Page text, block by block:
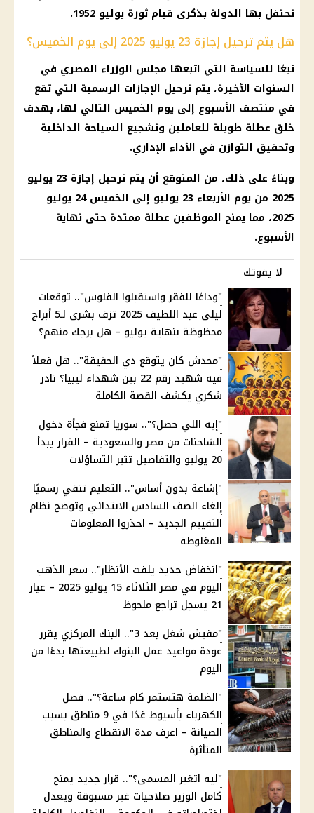
تحتفل بها الدولة بذكرى قيام ثورة يوليو 1952.
هل يتم ترحيل إجازة 23 يوليو 2025 إلى يوم الخميس؟
تبعًا للسياسة التي اتبعها مجلس الوزراء المصري في
السنوات الأخيرة، يتم ترحيل الإجازات الرسمية التي تقع
في منتصف الأسبوع إلى يوم الخميس التالي لها، بهدف
خلق عطلة طويلة للعاملين وتشجيع السياحة الداخلية
وتحقيق التوازن في الأداء الإداري.
وبناءً على ذلك، من المتوقع أن يتم ترحيل إجازة 23 يوليو
2025 من يوم الأربعاء 23 يوليو إلى الخميس 24
يوليو
2025، مما يمنح الموظفين عطلة ممتدة حتى نهاية
الأسبوع.
لا يفوتك
"وداعًا للفقر واستقبلوا الفلوس".. توقعات
ليلى عبد اللطيف 2025 تزف بشرى لـ5 أبراج
محظوظة بنهاية يوليو – هل برجك منهم؟
"محدش كان يتوقع دي الحقيقة".. هل فعلاً
فيه شهيد رقم 22 بين شهداء ليبيا؟ نادر
شكري يكشف القصة الكاملة
"إيه اللي حصل؟".. سوريا تمنع فجأة دخول
الشاحنات من مصر والسعودية – القرار يبدأ
20 يوليو والتفاصيل تثير التساؤلات
"إشاعة بدون أساس".. التعليم تنفي رسميًا
إلغاء الصف السادس الابتدائي وتوضح نظام
التقييم الجديد – احذروا المعلومات
المغلوطة
"انخفاض جديد يلفت الأنظار".. سعر الذهب
اليوم في مصر الثلاثاء 15 يوليو 2025 – عيار
21 يسجل تراجع ملحوظ
"مفيش شغل بعد 3".. البنك المركزي يقرر
عودة مواعيد عمل البنوك لطبيعتها بدءًا من
اليوم
"الضلمة هتستمر كام ساعة؟".. فصل
الكهرباء بأسيوط غدًا في 9 مناطق بسبب
الصيانة – اعرف مدة الانقطاع والمناطق
المتأثرة
"ليه اتغير المسمى؟".. قرار جديد يمنح
كامل الوزير صلاحيات غير مسبوقة ويعدل